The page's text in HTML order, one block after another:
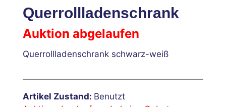
Querrollladenschrank
Auktion abgelaufen
Querrollladenschrank schwarz-weiß
Artikel Zustand: Benutzt